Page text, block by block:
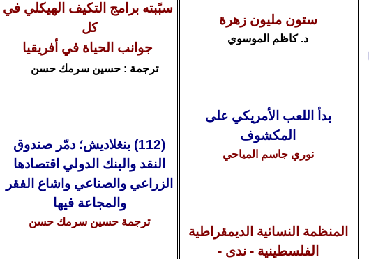
سبًبته برامج التكيف الهيكلي في
كل
جوانب الحياة في أفريقيا
ترجمة : حسين سرمك حسن
(112) بنغلاديش ؛ دمّر صندوق
النقد والبنك الدولي اقتصادها
الزراعي والصناعي واشاع الفقر
والمجاعة فيها
ترجمة حسين سرمك حسن
ستون مليون زهرة
د.كاظم الموسوي
بدأ اللعب الأمريكي على
المكشوف
نوري جاسم المياحي
المنظمة النسائية الديمقراطية
الفلسطينية - ندى -